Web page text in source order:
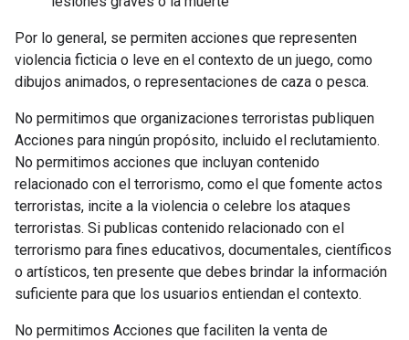
Por lo general, se permiten acciones que representen
violencia ficticia o leve en el contexto de un juego, como
dibujos animados, o representaciones de caza o pesca.
No permitimos que organizaciones terroristas publiquen
Acciones para ningún propósito, incluido el reclutamiento.
No permitimos acciones que incluyan contenido
relacionado con el terrorismo, como el que fomente actos
terroristas, incite a la violencia o celebre los ataques
terroristas. Si publicas contenido relacionado con el
terrorismo para fines educativos, documentales, científicos
o artísticos, ten presente que debes brindar la información
suficiente para que los usuarios entiendan el contexto.
No permitimos Acciones que faciliten la venta de